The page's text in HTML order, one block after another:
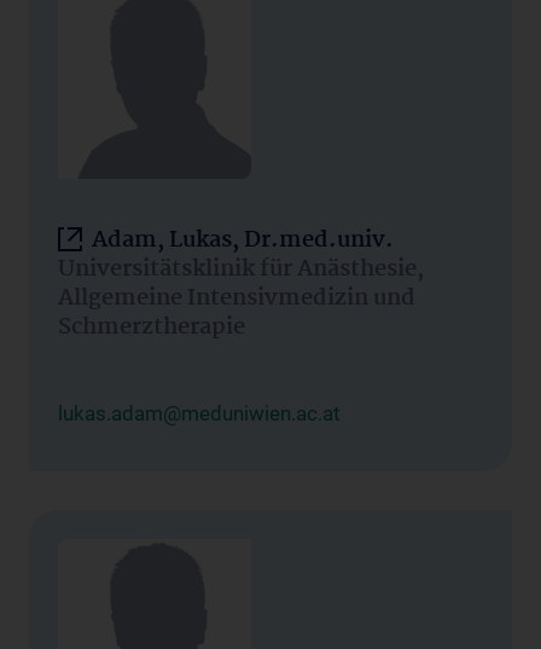
Adam, Lukas, Dr.med.univ.
Universitätsklinik für Anästhesie,
Allgemeine Intensivmedizin und
Schmerztherapie
lukas.adam@meduniwien.ac.at